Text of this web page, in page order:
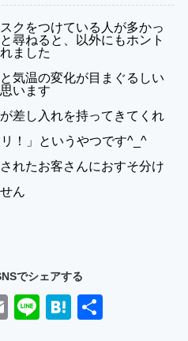
クをつけている人が多かっ
尋ねると、以外にもホント
ました
気温の変化が目まぐるしい
います
差し入れを持ってきてくれ
！」というやつです^_^
れたお客さんにおすそ分け
ん
でシェアする
EmailLineHatena